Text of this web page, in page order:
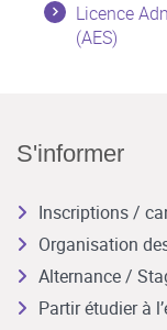
Licence
(AES)
S'informer
Inscriptions /
Organisation
Alternance /
Partir étudier à